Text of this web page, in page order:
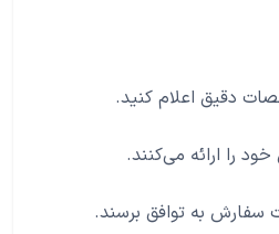
دقیق اعلام کنید.
سفارش به توافق برسند.